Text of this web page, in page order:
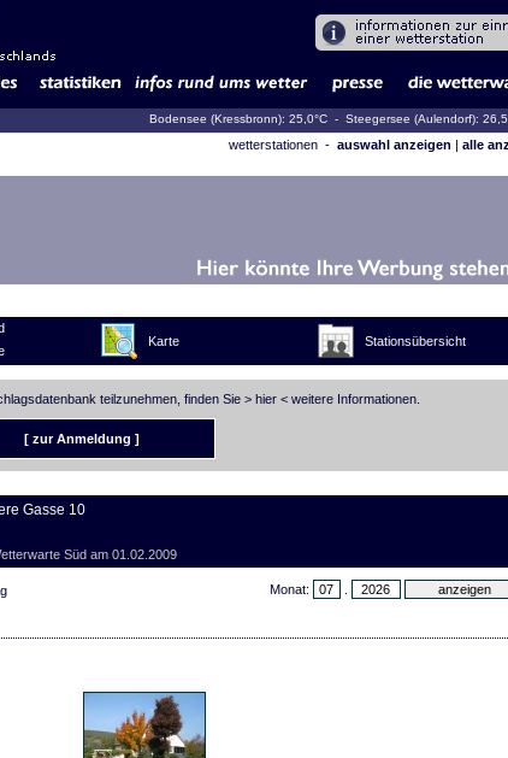
Bodensee (Kressbronn): 25,0°C - Steegersee (Aulendorf):
wetterstationen - auswahl anzeigen | alle
Karte Stationsübersicht
teilzunehmen, finden Sie > hier< weitere Informationen.
[ zur Anmeldung ]
Gasse 10
Süd am 01.02.2009
Monat: